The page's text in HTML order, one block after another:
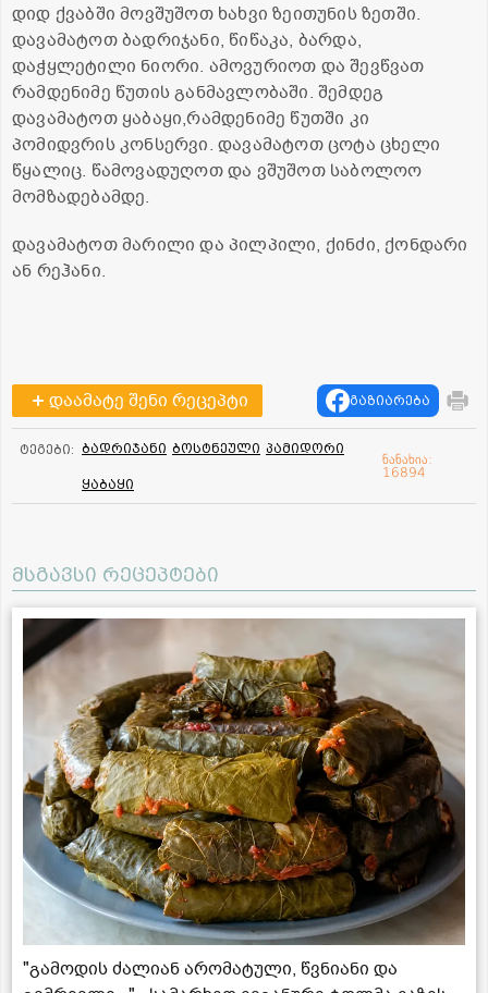
დიდ ქვაბში მოვშუშოთ ხახვი ზეითუნის ზეთში.
დავამატოთ ბადრიჯანი, წიწაკა, ბარდა,
დაჭყლეტილი ნიორი. ამოვურიოთ და შევწვათ
რამდენიმე წუთის განმავლობაში. შემდეგ
დავამატოთ ყაბაყი,რამდენიმე წუთში კი
პომიდვრის კონსერვი. დავამატოთ ცოტა ცხელი
წყალიც. წამოვადუღოთ და ვშუშოთ საბოლოო
მომზადებამდე.
დავამატოთ მარილი და პილპილი, ქინძი, ქონდარი
ან რეჰანი.
დაამატე შენი რეცეპტი გაზიარება
ტეგები: ბადრიჯანი ბოსტნეული პამიდორი
ყაბაყი
ნანახია:
16894
მსგავსი რეცეპტები
"გამოდის ძალიან არომატული, წვნიანი და